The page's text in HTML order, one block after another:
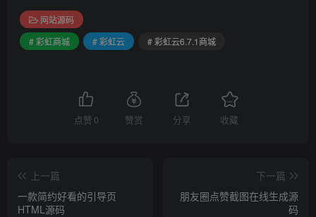
网站源码
# 彩虹商城
# 彩虹云 # 彩虹云6.7.1商城
点赞 0 赞赏 分享 收藏
上一篇
一款简约好看的引导页
HTML源码
下一篇
朋友圈点赞截图在线生成源
码